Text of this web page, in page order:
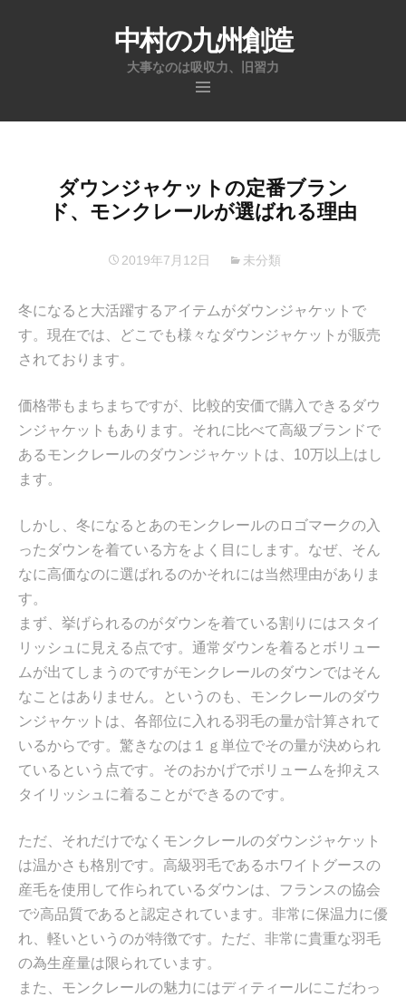
中村の九州創造
大事なのは吸収力、旧習力
ン
ツ
ス
プ
ダウンジャケットの定番ブラン
ド、モンクレールが選ばれる理由
2019年7月12日 未分類
冬になると大活躍するアイテムがダウンジャケットで
す。現在では、どこでも様々なダウンジャケットが販売
されております。
価格帯もまちまちですが、比較的安価で購入できるダウ
ンジャケットもあります。それに比べて高級ブランドで
あるモンクレールのダウンジャケットは、10万以上はし
ます。
しかし、冬になるとあのモンクレールのロゴマークの入
ったダウンを着ている方をよく目にします。なぜ、そん
なに高価なのに選ばれるのかそれには当然理由がありま
す。
まず、挙げられるのがダウンを着ている割りにはスタイ
リッシュに見える点です。通常ダウンを着るとボリュー
ムが出てしまうのですがモンクレールのダウンではそん
なことはありません。というのも、モンクレールのダウ
ンジャケットは、各部位に入れる羽毛の量が計算されて
いるからです。驚きなのは１ｇ単位でその量が決められ
ているという点です。そのおかげでボリュームを抑えス
タイリッシュに着ることができるのです。
ただ、それだけでなくモンクレールのダウンジャケット
は温かさも格別です。高級羽毛であるホワイトグースの
産毛を使用して作られているダウンは、フランスの協会
でｼ高品質であると認定されています。非常に保温力に優
れ、軽いというのが特徴です。ただ、非常に貴重な羽毛
の為生産量は限られています。
また、モンクレールの魅力にはディティールにこだわっ